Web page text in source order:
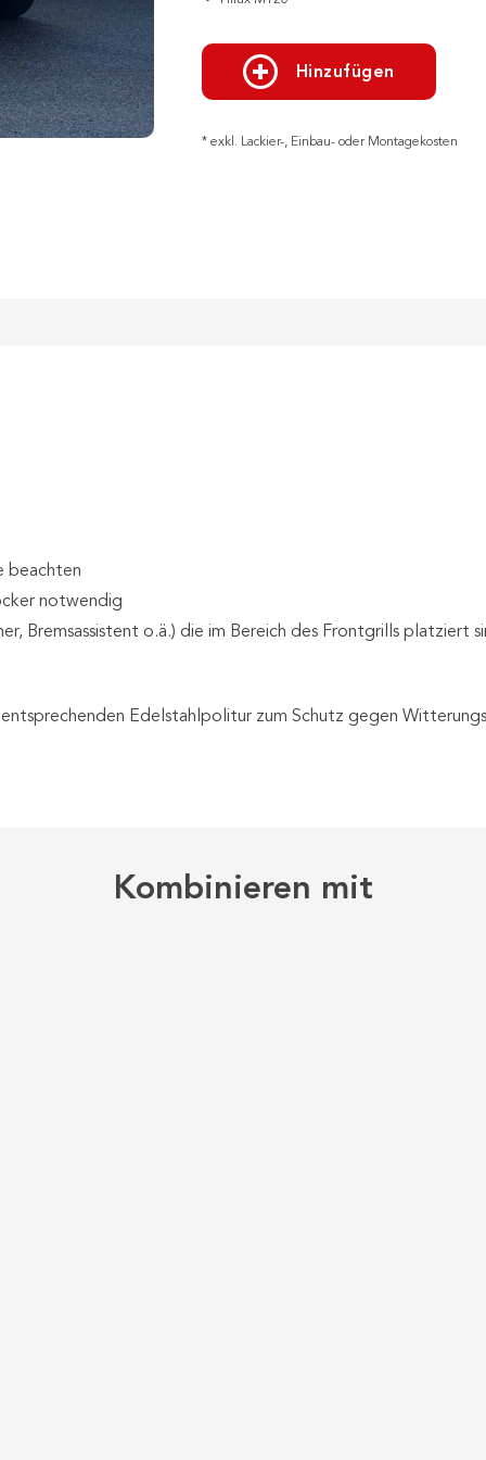
Hinzufügen
* exkl. Lackier-, Einbau- oder Montagekosten
beachten
notwendig
Bremsassistent o.ä.) die im Bereich des Frontgrills
Edelstahlpolitur zum Schutz gegen
Kombinieren mit